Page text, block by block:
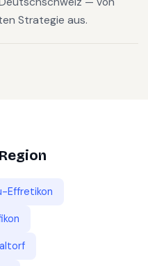
Strategie aus.
Effretikon